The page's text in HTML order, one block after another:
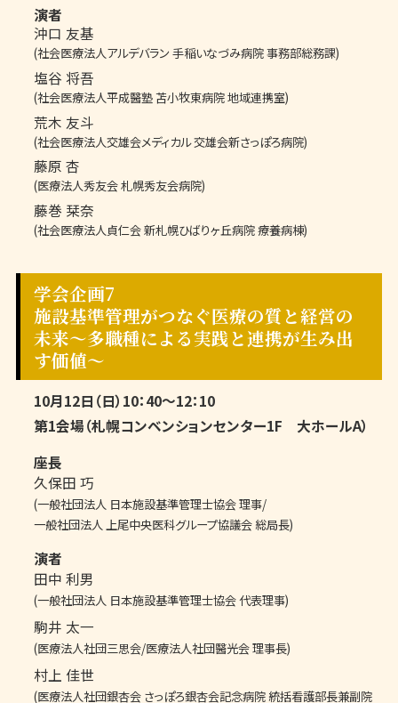
演者
沖口 友基
(社会医療法人アルデバラン 手稲いなづみ病院 事務部総務課)
塩谷 将吾
(社会医療法人平成醫塾 苫小牧東病院 地域連携室)
荒木 友斗
(社会医療法人交雄会メディカル 交雄会新さっぽろ病院)
藤原 杏
(医療法人秀友会 札幌秀友会病院)
藤巻 栞奈
(社会医療法人貞仁会 新札幌ひばりヶ丘病院 療養病棟)
学会企画7
施設基準管理がつなぐ医療の質と経営の
未来〜多職種による実践と連携が生み出
す価値〜
10月12日（日）10：40～12：10
第1会場（札幌コンベンションセンター1F 大ホールA）
座長
久保田 巧
(一般社団法人 日本施設基準管理士協会 理事/
一般社団法人 上尾中央医科グループ協議会 総局長)
演者
田中 利男
(一般社団法人 日本施設基準管理士協会 代表理事)
駒井 太一
(医療法人社団三思会/医療法人社団醫光会 理事長)
村上 佳世
(医療法人社団銀杏会 さっぽろ銀杏会記念病院 統括看護部長兼副院